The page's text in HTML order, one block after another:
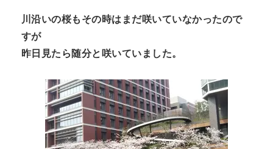
川沿いの桜もその時はまだ咲いていなかったので
すが
昨日見たら随分と咲いていました。